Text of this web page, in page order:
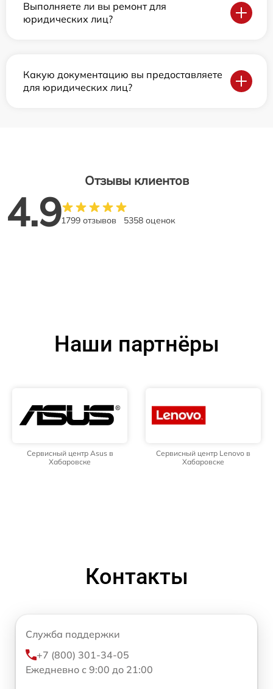
Выполняете ли вы ремонт для
юридических лиц?
Какую документацию вы предоставляете
для юридических лиц?
Отзывы клиентов
4.91799 отзывов 5358 оценок
Наши партнёры
Сервисный центр Asus в
Хабаровске
Сервисный центр Lenovo в
Хабаровске
Контакты
Служба поддержки
+7 (800) 301-34-05
Ежедневно с 9:00 до 21:00